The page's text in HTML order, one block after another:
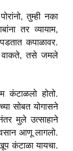
तुम्ही नका
तर व्यायाम,
कपाळावर.
वाकते, तसे जमले
कंटाळलो होतो.
सोबत योगासने
मुले उत्साहाने
आणू लागलो.
कंटाळा यायचा.